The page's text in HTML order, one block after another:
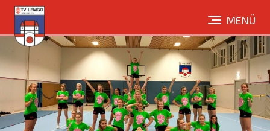
Direkt
zum
Inhalt
MENÜ